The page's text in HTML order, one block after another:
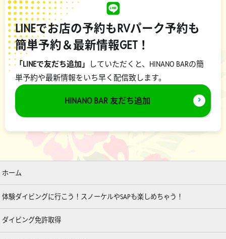
LINEでお店の予約もRVパーク予約も
簡単予約＆最新情報GET！
「LINEで友だち追加」
していただくと、HINANO BARの簡
単予約や最新情報をいち早く配信致します。
HINANO BAR 友だち追加
ホーム
体験ダイビングに行こう！スノーケルやSAPも楽しめちゃう！
ダイビング免許取得